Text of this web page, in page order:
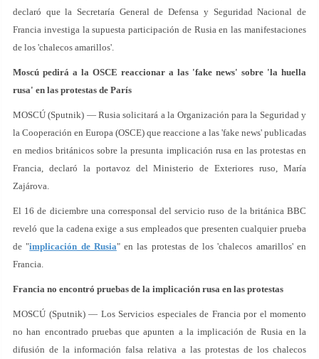
declaró que la Secretaría General de Defensa y Seguridad Nacional de
Francia investiga la supuesta participación de Rusia en las manifestaciones
de los 'chalecos amarillos'.
Moscú pedirá a la OSCE reaccionar a las 'fake news' sobre 'la huella
rusa' en las protestas de París
MOSCÚ (Sputnik) — Rusia solicitará a la Organización para la Seguridad y
la Cooperación en Europa (OSCE) que reaccione a las 'fake news' publicadas
en medios británicos sobre la presunta implicación rusa en las protestas en
Francia, declaró la portavoz del Ministerio de Exteriores ruso, María
Zajárova.
El 16 de diciembre una corresponsal del servicio ruso de la británica BBC
reveló que la cadena exige a sus empleados que presenten cualquier prueba
de "implicación de Rusia" en las protestas de los 'chalecos amarillos' en
Francia.
Francia no encontró pruebas de la implicación rusa en las protestas
MOSCÚ (Sputnik) — Los Servicios especiales de Francia por el momento
no han encontrado pruebas que apunten a la implicación de Rusia en la
difusión de la información falsa relativa a las protestas de los chalecos